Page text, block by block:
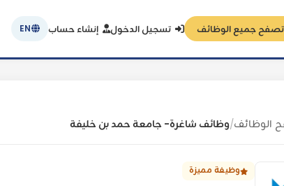
تصفح جميع الوظائف تسجيل الدخول إنشاء حساب EN
الوظائف/وظائف شاغرة- جامعة حمد بن خليفة
وظيفة مميزة